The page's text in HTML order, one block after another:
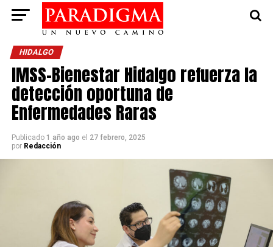
HIDALGO
IMSS-Bienestar Hidalgo refuerza la
detección oportuna de
Enfermedades Raras
Publicado 1 año ago el 27 febrero, 2025
por Redacción